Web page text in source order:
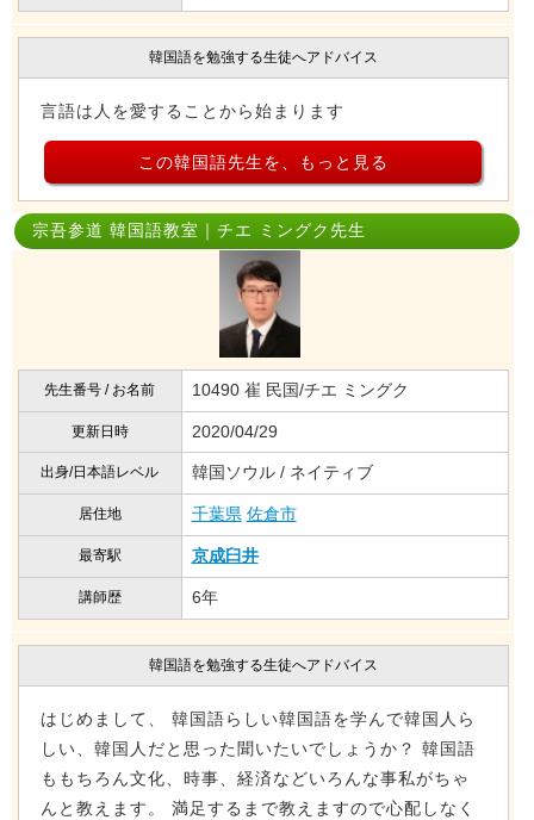
韓国語を勉強する生徒へアドバイス
言語は人を愛することから始まります
この韓国語先生を、もっと見る
宗吾参道 韓国語教室｜チエ ミングク先生
先生番号 / お名前 10490 崔 民国/チエ ミングク
更新日時 2020/04/29
出身/日本語レベル 韓国ソウル / ネイティブ
居住地 千葉県 佐倉市
最寄駅 京成臼井
講師歴 6年
韓国語を勉強する生徒へアドバイス
はじめまして、 韓国語らしい韓国語を学んで韓国人ら
しい、韓国人だと思った聞いたいでしょうか？ 韓国語
ももちろん文化、時事、経済などいろんな事私がちゃ
んと教えます。 満足するまで教えますので心配しなく